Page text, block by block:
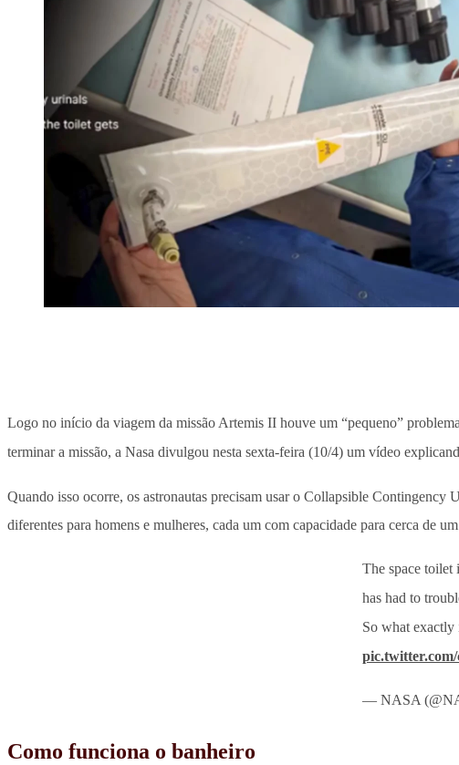
Logo no início da viagem da missão Artemis II houve um “pequeno”
terminar a missão, a Nasa divulgou nesta sexta-feira (10/4) um vídeo
Quando isso ocorre, os astronautas precisam usar o Collapsible Contingency
diferentes para homens e mulheres, cada um com capacidade para cerca de
The space toilet
has had to
So what exactly
— NASA
Como funciona o banheiro